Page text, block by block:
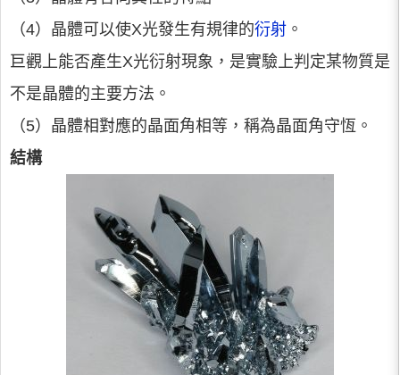
（4）晶體可以使X光發生有規律的衍射 。
巨觀上能否產生X光衍射現象，是實驗上判定某物質是
不是晶體的主要方法。
（5）晶體相對應的晶面角相等，稱為晶面角守恆。
結構